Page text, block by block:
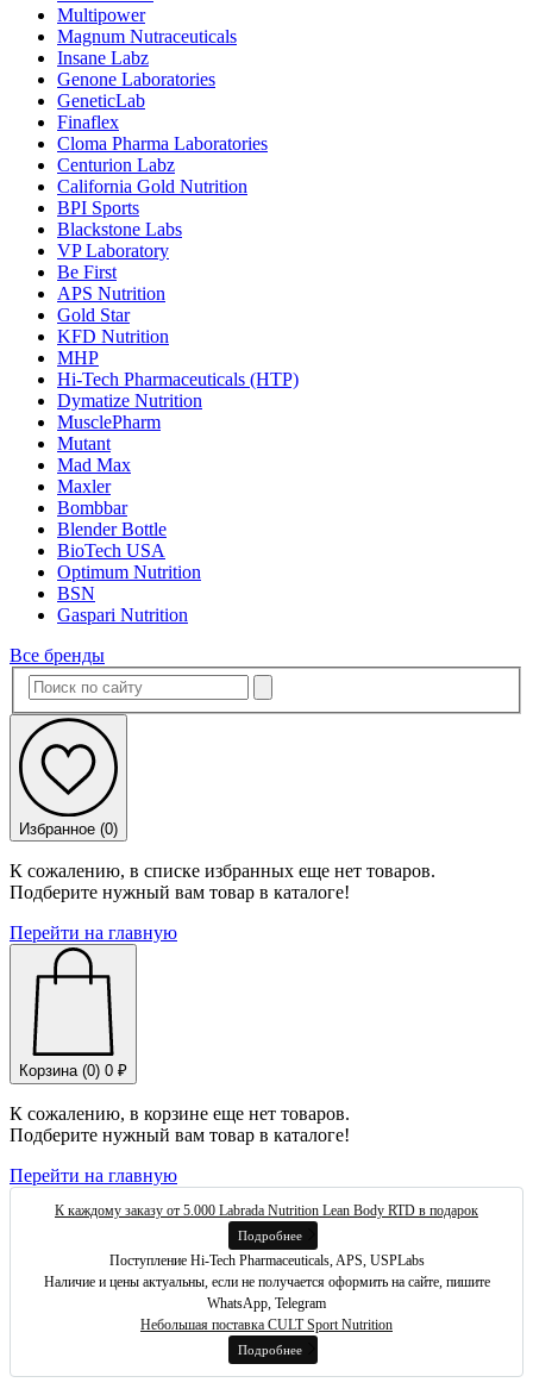
Multipower
Magnum Nutraceuticals
Insane Labz
Genone Laboratories
GeneticLab
Finaflex
Cloma Pharma Laboratories
Centurion Labz
California Gold Nutrition
BPI Sports
Blackstone Labs
VP Laboratory
Be First
APS Nutrition
Gold Star
KFD Nutrition
MHP
Hi-Tech Pharmaceuticals (HTP)
Dymatize Nutrition
MusclePharm
Mutant
Mad Max
Maxler
Bombbar
Blender Bottle
BioTech USA
Optimum Nutrition
BSN
Gaspari Nutrition
Все бренды
Избранное (0)
К сожалению, в списке избранных еще нет товаров.
Подберите нужный вам товар в каталоге!
Перейти на главную
Корзина (0) 0 ₽
К сожалению, в корзине еще нет товаров.
Подберите нужный вам товар в каталоге!
Перейти на главную
К каждому заказу от 5.000 Labrada Nutrition Lean Body RTD в подарок
Подробнее
Поступление Hi-Tech Pharmaceuticals, APS, USPLabs
Наличие и цены актуальны, если не получается оформить на сайте, пишите
WhatsApp, Telegram
Небольшая поставка CULT Sport Nutrition
Подробнее